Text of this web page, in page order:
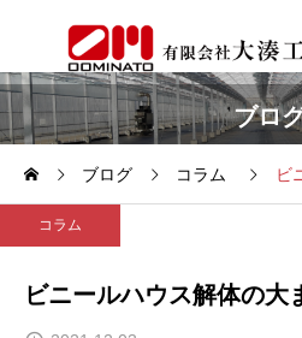
ブロ
ブログ コラム ビ
コラム
ビニールハウス解体の大